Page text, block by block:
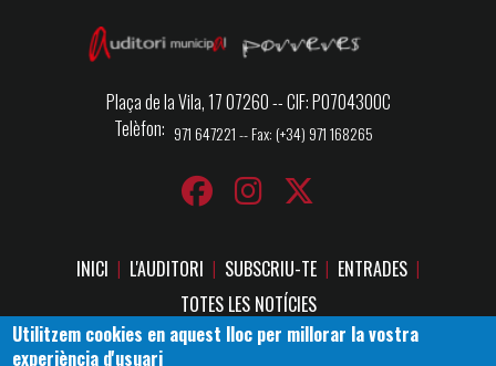
menu
INICI L'AUDITORI SUBSCRIU-TE
ENTRADES
TOTES LES NOTÍCIES
Plaça de la Vila, 17 07260 -- CIF: P0704300C
Telèfon
971 647221 -- Fax: (+34) 971 168265
Utilitzem cookies en aquest lloc per millorar la vostra
experiència d'usuari